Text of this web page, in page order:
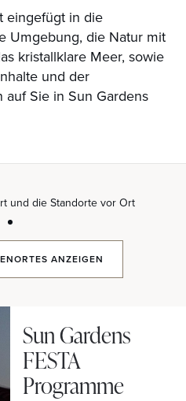
eingefügt in die
Umgebung, die Natur mit
kristallklare Meer, sowie
und der
Sie in Sun Gardens
und die Standorte vor Ort
ANZEIGEN
Sun Gardens
FESTA
Programme